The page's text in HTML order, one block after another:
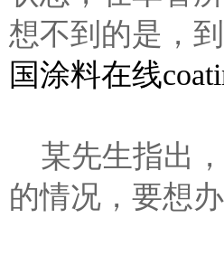
想不到的是，
国涂料在线
某先生指出
的情况，要想